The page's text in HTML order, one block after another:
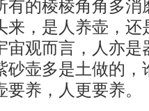
有的棱棱角角多消
来，是人养壶，还
宙观而言，人亦是
砂壶多是土做的，
养，人更要养。